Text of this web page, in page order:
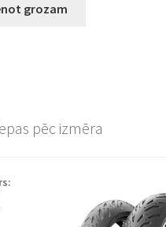
grozam
pēc izmēra